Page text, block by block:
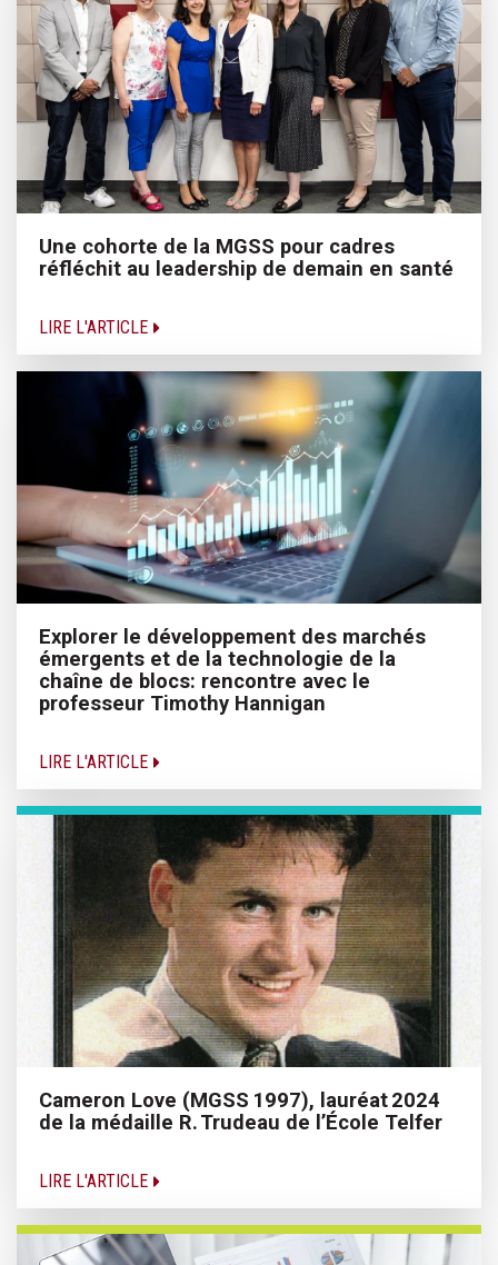
Une cohorte de la MGSS pour cadres
réfléchit au leadership de demain en santé
LIRE L'ARTICLE
Explorer le développement des marchés
émergents et de la technologie de la
chaîne de blocs: rencontre avec le
professeur Timothy Hannigan
LIRE L'ARTICLE
Cameron Love (MGSS 1997), lauréat 2024
de la médaille R. Trudeau de l’École Telfer
LIRE L'ARTICLE